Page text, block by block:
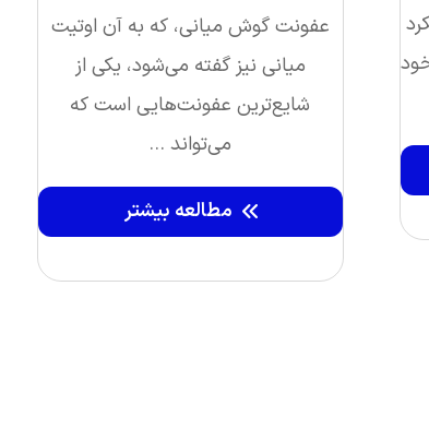
عفونت گوش میانی، که به آن اوتیت
میانی نیز گفته می‌شود، یکی از
شایع‌ترین عفونت‌هایی است که
می‌تواند ...
مطالعه بیشتر